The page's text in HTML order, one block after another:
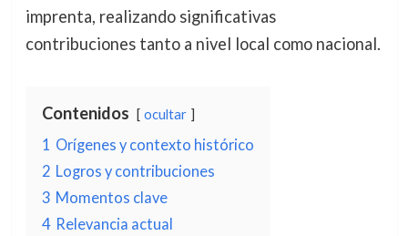
imprenta, realizando significativas
contribuciones tanto a nivel local como nacional.
Contenidos ocultar
1 Orígenes y contexto histórico
2 Logros y contribuciones
3 Momentos clave
4 Relevancia actual